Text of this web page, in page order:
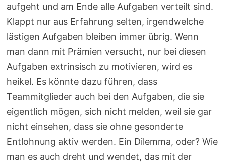
aufgeht und am Ende alle Aufgaben verteilt sind.
Klappt nur aus Erfahrung selten, irgendwelche
lästigen Aufgaben bleiben immer übrig. Wenn
man dann mit Prämien versucht, nur bei diesen
Aufgaben extrinsisch zu motivieren, wird es
heikel. Es könnte dazu führen, dass
Teammitglieder auch bei den Aufgaben, die sie
eigentlich mögen, sich nicht melden, weil sie gar
nicht einsehen, dass sie ohne gesonderte
Entlohnung aktiv werden. Ein Dilemma, oder? Wie
man es auch dreht und wendet, das mit der